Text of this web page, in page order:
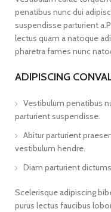
penatibus nunc dui
suspendisse parturient
lectus quam a natoque
pharetra fames nunc
ADIPISCING
Vestibulum penatibus
parturient suspendisse.
Abitur parturient
vestibulum hendre.
Diam parturient
Scelerisque adipiscing
purus lectus faucibus